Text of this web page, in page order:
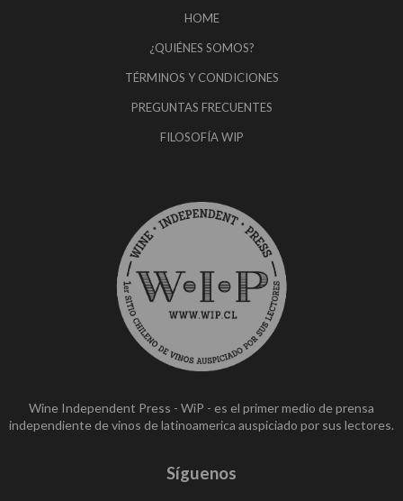
HOME
¿QUIÉNES SOMOS?
TÉRMINOS Y CONDICIONES
PREGUNTAS FRECUENTES
FILOSOFÍA WIP
Wine Independent Press - WiP - es el primer medio de prensa
independiente de vinos de latinoamerica auspiciado por sus lectores.
Síguenos